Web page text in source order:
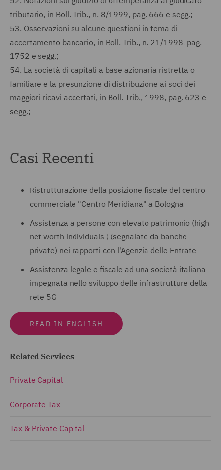
tributario, in Boll. Trib., n. 8/1999, pag. 666 e segg.;
53. Osservazioni su alcune questioni in tema di
accertamento bancario, in Boll. Trib., n. 21/1998, pag.
1752 e segg.;
54. La società di capitali a base azionaria ristretta o
familiare e la presunzione di distribuzione ai soci dei
maggiori ricavi accertati, in Boll. Trib., 1998, pag. 623 e
segg.;
Casi Recenti
Ristrutturazione della posizione fiscale del centro
commerciale "Centro Meridiana" a Bologna
Assistenza a persone con elevato patrimonio (high
net worth individuals ) (segnalate da banche
private) nei rapporti con l'Agenzia delle Entrate
Assistenza legale e fiscale ad una società italiana
impegnata nello sviluppo delle infrastrutture della
rete 5G
READ IN ENGLISH
Related Services
Private Capital
Corporate Tax
Tax & Private Capital